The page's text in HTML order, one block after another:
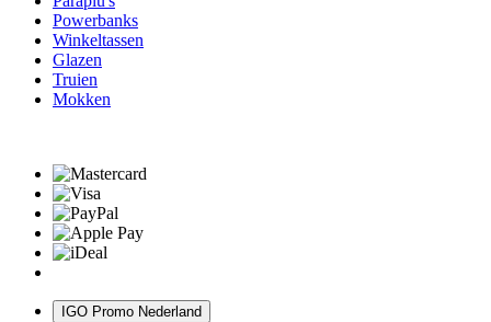
Powerbanks
Winkeltassen
Glazen
Truien
Mokken
IGO Promo Nederland